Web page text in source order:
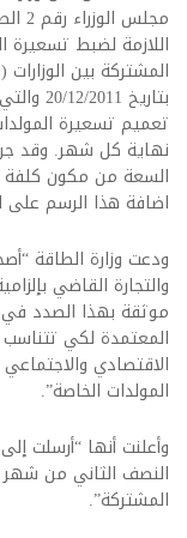
اللازمة لضبط تسعيرة
المشتركة بين
تعميم تسعيرة
نهاية كل شهر. وقد
السعة من مكون كلفة
اضافة هذا الرسم على
ودعت وزارة الطاقة
والتجارة القاضي
موثقة بهذا الصدد في
المعتمدة لكي تتناسب
الاقتصادي
المولدات الخاصة”.
وأعلنت أنها “أرسلت
المشتركة”.